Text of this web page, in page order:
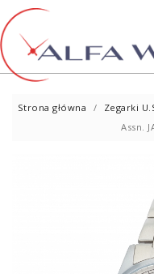
Strona główna Zegarki
Assn.